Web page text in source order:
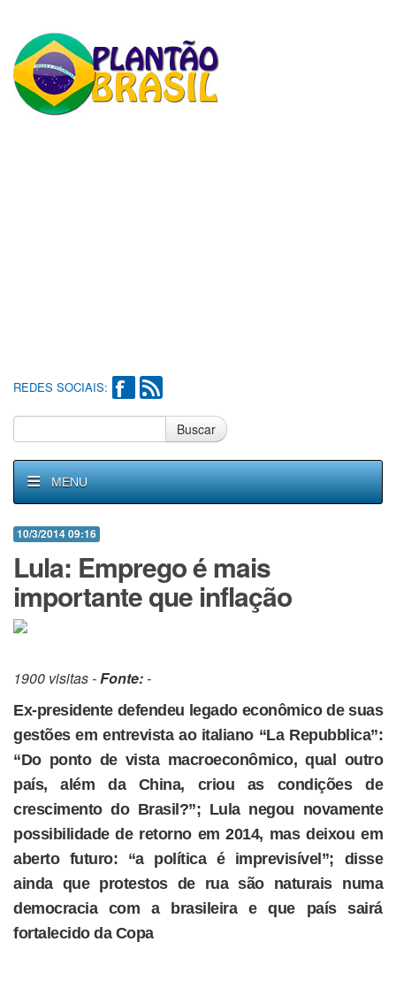
REDES SOCIAIS:
Buscar
MENU
10/3/2014 09:16
Lula: Emprego é mais
importante que inflação
1900 visitas -Fonte:-
Ex-presidente defendeu legado econômico de suas
gestões em entrevista ao italiano “La Repubblica”:
“Do ponto de vista macroeconômico, qual outro
país, além da China, criou as condições de
crescimento do Brasil?”; Lula negou novamente
possibilidade de retorno em 2014, mas deixou em
aberto futuro: “a política é imprevisível”; disse
ainda que protestos de rua são naturais numa
democracia com a brasileira e que país sairá
fortalecido da Copa